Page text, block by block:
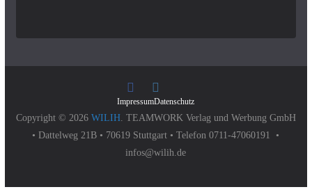
ImpressumDatenschutz
Copyright © 2026 WILIH. TEAMWORK Verlag und Werbung GmbH
• Dattelweg 21B • 70619 Stuttgart • Telefon 0711-47060191 •
infos@wilih.de